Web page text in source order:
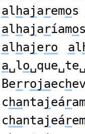
alhajaremos
alhajaríamos
alhajero al
a␣lo
Berrojaech
chantajeár
chantajeár